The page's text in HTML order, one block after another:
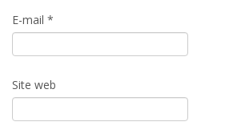
E-mail *
Site web